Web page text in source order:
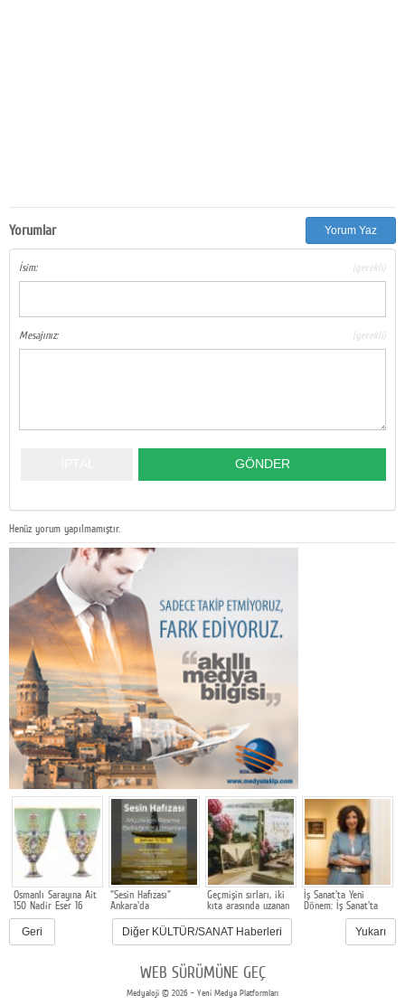
Yorumlar Yorum Yaz
İsim: (gerekli)
Mesajınız: (gerekli)
Henüz yorum yapılmamıştır.
Osmanlı Sarayına Ait
150 Nadir Eser 16
Ağustos'ta
Müzayedeye Çıkıyor
"Sesin Hafızası"
Ankara'da
Geçmişin sırları, iki
kıta arasında uzanan
bir aile hikâyesinde
gün yüzüne çıkıyor
İş Sanat'ta Yeni
Dönem: İş Sanat'ta
Genel Müdürlük
bayrağını Defne
Turaç devraldı
Geri
Diğer KÜLTÜR/SANAT Haberleri Yukarı
WEB SÜRÜMÜNE GEÇ
Medyaloji © 2026 - Yeni Medya Platformları